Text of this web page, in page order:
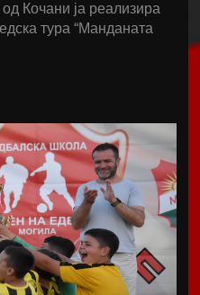
Кочани ја реализира
тура “Манданата